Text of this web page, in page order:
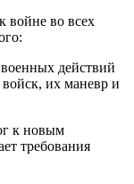
войне во всех
действий
их маневр и
к новым
требования